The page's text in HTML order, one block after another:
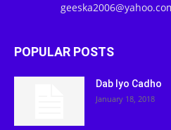
POPULAR POSTS
Dab Iyo Cadho
January 18, 2018